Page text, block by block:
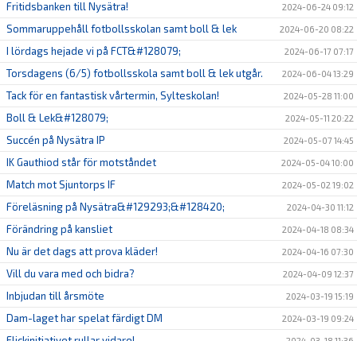
Fritidsbanken till Nysätra! 2024-06-24 09:12
Sommaruppehåll fotbollsskolan samt boll & lek 2024-06-20 08:22
I lördags hejade vi på FCT&#128079; 2024-06-17 07:17
Torsdagens (6/5) fotbollsskola samt boll & lek utgår. 2024-06-04 13:29
Tack för en fantastisk vårtermin, Sylteskolan! 2024-05-28 11:00
Boll & Lek&#128079; 2024-05-11 20:22
Succén på Nysätra IP 2024-05-07 14:45
IK Gauthiod står för motståndet 2024-05-04 10:00
Match mot Sjuntorps IF 2024-05-02 19:02
Föreläsning på Nysätra&#129293;&#128420; 2024-04-30 11:12
Förändring på kansliet 2024-04-18 08:34
Nu är det dags att prova kläder! 2024-04-16 07:30
Vill du vara med och bidra? 2024-04-09 12:37
Inbjudan till årsmöte 2024-03-19 15:19
Dam-laget har spelat färdigt DM 2024-03-19 09:24